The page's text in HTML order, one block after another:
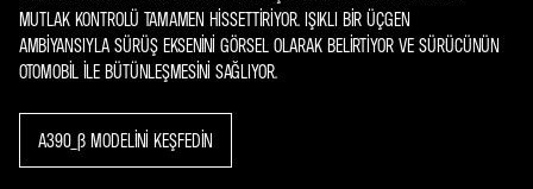
MUTLAK KONTROLÜ TAMAMEN HİSSETTİRİYOR. IŞIKLI BİR ÜÇGEN
AMBİYANSIYLA SÜRÜŞ EKSENİNİ GÖRSEL OLARAK BELİRTİYOR VE SÜRÜCÜNÜN
OTOMOBİL İLE BÜTÜNLEŞMESİNİ SAĞLIYOR.
A390_Β MODELINI KEŞFEDIN